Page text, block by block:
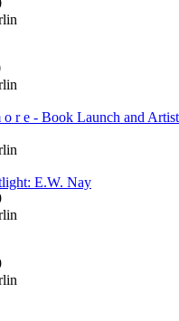
r e - Book Launch and
E.W. Nay